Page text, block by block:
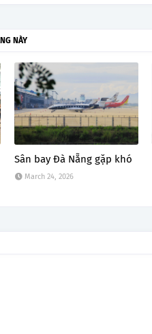
NÀY
Sân bay Đà Nẵng gặp khó
March 24, 2026